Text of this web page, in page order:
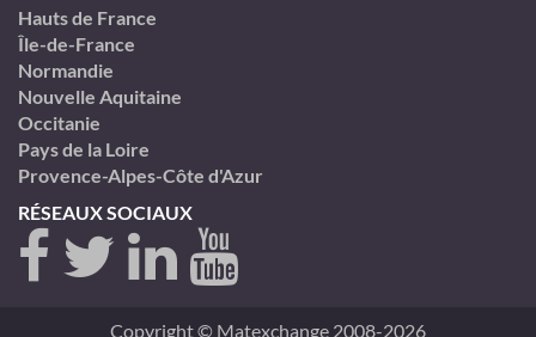
Hauts de France
Île-de-France
Normandie
Nouvelle Aquitaine
Occitanie
Pays de la Loire
Provence-Alpes-Côte d'Azur
RÉSEAUX SOCIAUX
Copyright © Matexchange 2008-2026